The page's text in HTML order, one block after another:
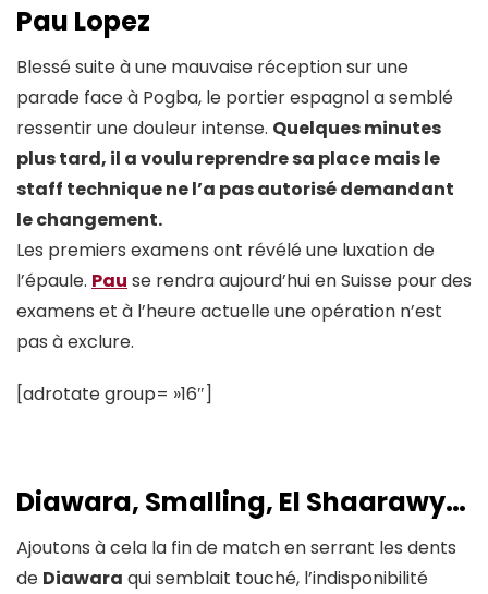
Pau Lopez
Blessé suite à une mauvaise réception sur une
parade face à Pogba, le portier espagnol a semblé
ressentir une douleur intense. Quelques minutes
plus tard, il a voulu reprendre sa place mais le
staff technique ne l’a pas autorisé demandant
le changement.
Les premiers examens ont révélé une luxation de
l’épaule. Pau se rendra aujourd’hui en Suisse pour des
examens et à l’heure actuelle une opération n’est
pas à exclure.
[adrotate group= »16″]
Diawara, Smalling, El Shaarawy…
Ajoutons à cela la fin de match en serrant les dents
de Diawara qui semblait touché, l’indisponibilité